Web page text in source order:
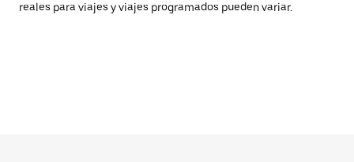
reales para viajes y viajes programados pueden variar.